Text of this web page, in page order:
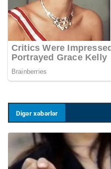
Digər xəbərlər